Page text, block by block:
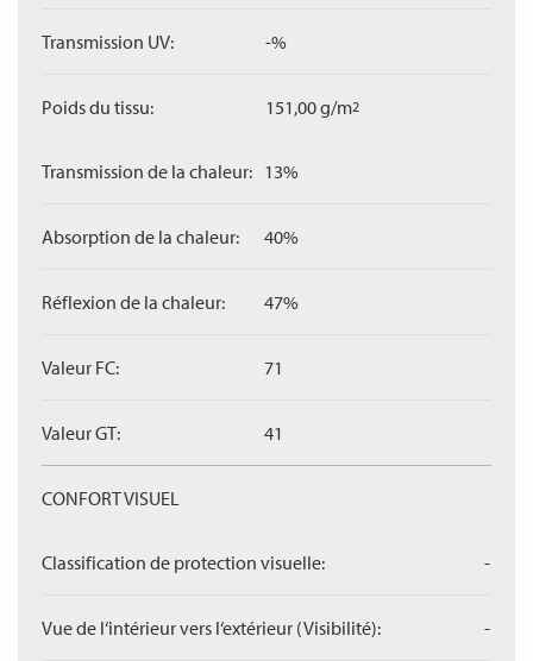
Transmission UV: -%
Poids du tissu: 151,00 g/m2
Transmission de la chaleur: 13%
Absorption de la chaleur: 40%
Réflexion de la chaleur: 47%
Valeur FC: 71
Valeur GT: 41
CONFORT VISUEL
Classification de protection visuelle: -
Vue de l‘intérieur vers l‘extérieur (Visibilité): -